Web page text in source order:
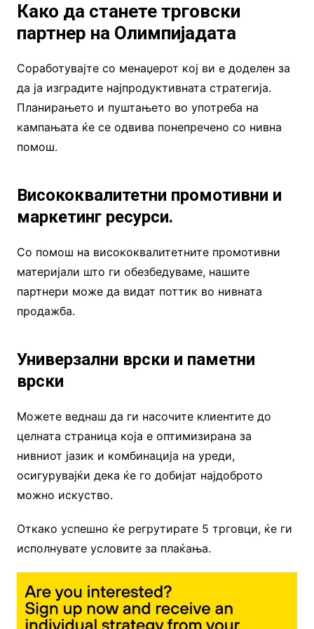
Како да станете трговски
партнер на Олимпијадата
Соработувајте со менаџерот кој ви е доделен за
да ја изградите најпродуктивната стратегија.
Планирањето и пуштањето во употреба на
кампањата ќе се одвива понепречено со нивна
помош.
Висококвалитетни промотивни и
маркетинг ресурси.
Со помош на висококвалитетните промотивни
материјали што ги обезбедуваме, нашите
партнери може да видат поттик во нивната
продажба.
Универзални врски и паметни
врски
Можете веднаш да ги насочите клиентите до
целната страница која е оптимизирана за
нивниот јазик и комбинација на уреди,
осигурувајќи дека ќе го добијат најдоброто
можно искуство.
Откако успешно ќе регрутирате 5 трговци, ќе ги
исполнувате условите за плаќања.